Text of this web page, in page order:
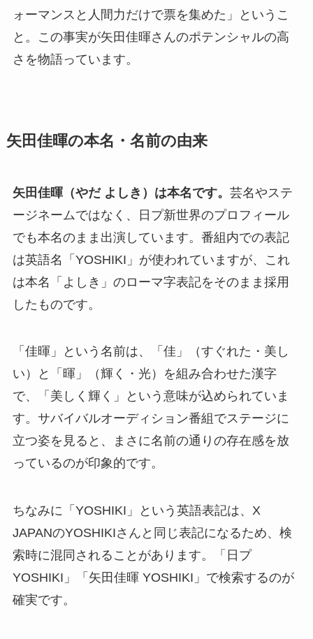
ォーマンスと人間力だけで票を集めた」というこ
と。この事実が矢田佳暉さんのポテンシャルの高
さを物語っています。
矢田佳暉の本名・名前の由来
矢田佳暉（やだ よしき）は本名です。 芸名やステ
ージネームではなく、日プ新世界のプロフィール
でも本名のまま出演しています。番組内での表記
は英語名「YOSHIKI」が使われていますが、これ
は本名「よしき」のローマ字表記をそのまま採用
したものです。
「佳暉」という名前は、「佳」（すぐれた・美し
い）と「暉」（輝く・光）を組み合わせた漢字
で、「美しく輝く」という意味が込められていま
す。サバイバルオーディション番組でステージに
立つ姿を見ると、まさに名前の通りの存在感を放
っているのが印象的です。
ちなみに「YOSHIKI」という英語表記は、X
JAPANのYOSHIKIさんと同じ表記になるため、検
索時に混同されることがあります。「日プ
YOSHIKI」「矢田佳暉 YOSHIKI」で検索するのが
確実です。